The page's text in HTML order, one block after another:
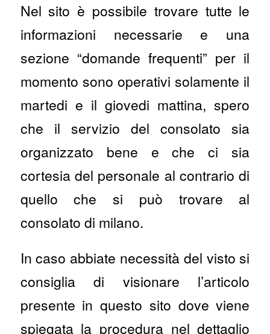
Nel sito è possibile trovare tutte le
informazioni necessarie e una
sezione “domande frequenti” per il
momento sono operativi solamente il
martedi e il giovedi mattina, spero
che il servizio del consolato sia
organizzato bene e che ci sia
cortesia del personale al contrario di
quello che si può trovare al
consolato di milano.
In caso abbiate necessità del visto si
consiglia di visionare l’articolo
presente in questo sito dove viene
spiegata la procedura nel dettaglio